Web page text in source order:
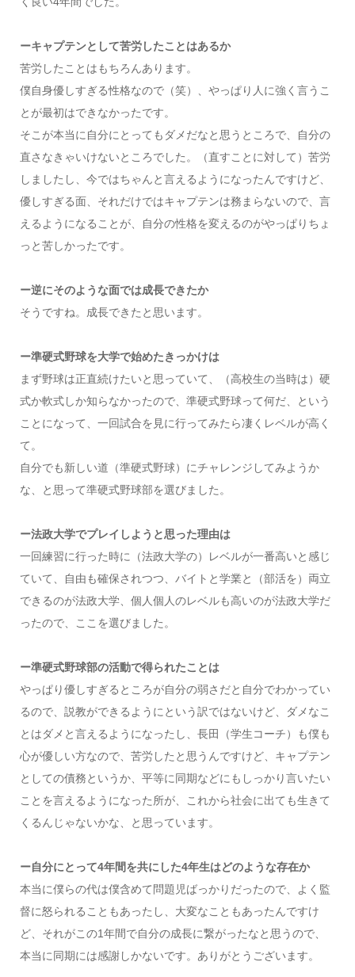
ーキャプテンとして苦労したことはあるか
苦労したことはもちろんあります。
僕自身優しすぎる性格なので（笑）、やっぱり人に強く言うこ
とが最初はできなかったです。
そこが本当に自分にとってもダメだなと思うところで、自分の
直さなきゃいけないところでした。（直すことに対して）苦労
しましたし、今ではちゃんと言えるようになったんですけど、
優しすぎる面、それだけではキャプテンは務まらないので、言
えるようになることが、自分の性格を変えるのがやっぱりちょ
っと苦しかったです。
ー逆にそのような面では成長できたか
そうですね。成長できたと思います。
ー準硬式野球を大学で始めたきっかけは
まず野球は正直続けたいと思っていて、（高校生の当時は）硬
式か軟式しか知らなかったので、準硬式野球って何だ、という
ことになって、一回試合を見に行ってみたら凄くレベルが高く
て。
自分でも新しい道（準硬式野球）にチャレンジしてみようか
な、と思って準硬式野球部を選びました。
ー法政大学でプレイしようと思った理由は
一回練習に行った時に（法政大学の）レベルが一番高いと感じ
ていて、自由も確保されつつ、バイトと学業と（部活を）両立
できるのが法政大学、個人個人のレベルも高いのが法政大学だ
ったので、ここを選びました。
ー準硬式野球部の活動で得られたことは
やっぱり優しすぎるところが自分の弱さだと自分でわかってい
るので、説教ができるようにという訳ではないけど、ダメなこ
とはダメと言えるようになったし、長田（学生コーチ）も僕も
心が優しい方なので、苦労したと思うんですけど、キャプテン
としての債務というか、平等に同期などにもしっかり言いたい
ことを言えるようになった所が、これから社会に出ても生きて
くるんじゃないかな、と思っています。
ー自分にとって4年間を共にした4年生はどのような存在か
本当に僕らの代は僕含めて問題児ばっかりだったので、よく監
督に怒られることもあったし、大変なこともあったんですけ
ど、それがこの1年間で自分の成長に繋がったなと思うので、
本当に同期には感謝しかないです。ありがとうございます。